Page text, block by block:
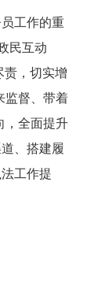
工作的重
民互动
责，切实增
监督、带着
，全面提升
、搭建履
工作提